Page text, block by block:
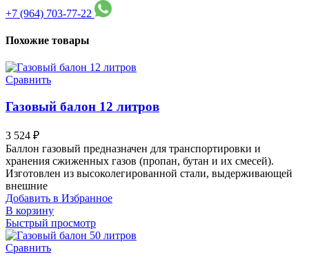
+7 (964) 703-77-22
Похожие товары
Сравнить
Газовый балон 12 литров
3 524 ₽
Баллон газовый предназначен для транспортировки и
хранения сжиженных газов (пропан, бутан и их смесей).
Изготовлен из высоколегированной стали, выдерживающей
внешние
Добавить в Избранное
В корзину
Быстрый просмотр
Сравнить